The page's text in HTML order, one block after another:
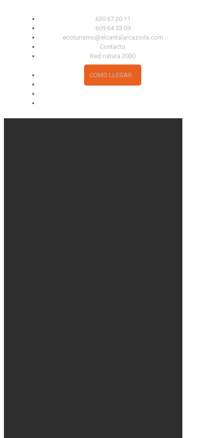
630 67 20 11
609 64 53 09
ecoturismo@elcantalarcazorla.com
Contacto
Red natura 2000
COMO LLEGAR